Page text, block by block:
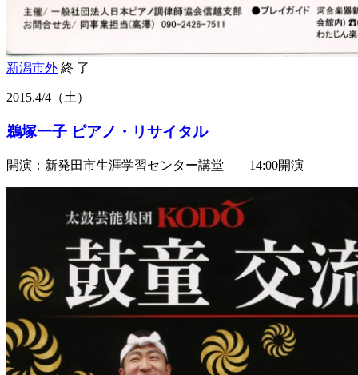
新潟市外 終 了
2015.4/4 （土）
鵜塚一子 ピアノ・リサイタル
開演：新発田市生涯学習センター講堂 14:00開演